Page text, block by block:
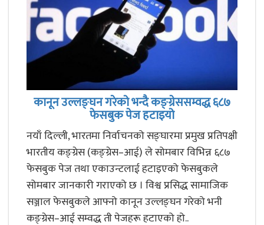
कानून उल्लङ्घन गरेको भन्दै कङ्ग्रेससम्वद्ध ६८७
फेसबुक पेज हटाइयो
नयाँ दिल्ली, भारतमा निर्वाचनको सङ्घारमा प्रमुख प्रतिपक्षी
भारतीय कङ्ग्रेस (कङ्ग्रेस–आई) ले सोमबार विभिन्न ६८७
फेसबुक पेज तथा एकाउन्टलाई हटाइएको फेसबुकले
सोमबार जानकारी गराएको छ । विश्व प्रसिद्ध सामाजिक
सञ्जाल फेसबुकले आफ्नो कानून उल्लङ्घन गरेको भनी
कङ्ग्रेस–आई सम्वद्ध ती पेजहरू हटाएको हो..